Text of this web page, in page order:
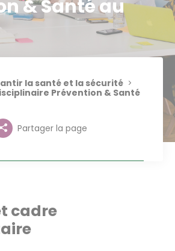
& Santé au
la santé et la sécurité
Prévention & Santé
Partager la page
cadre